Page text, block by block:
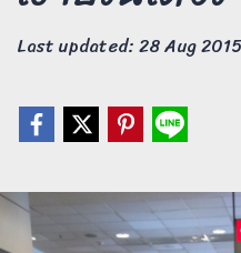
Last updated: 28 Aug 2015